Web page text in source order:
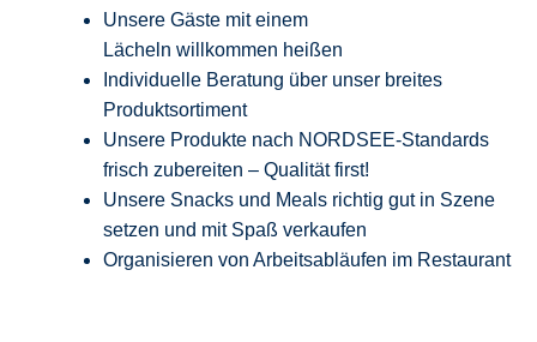
Unsere Gäste mit einem
Lächeln willkommen heißen
Individuelle Beratung über unser breites
Produktsortiment
Unsere Produkte nach NORDSEE-Standards
frisch zubereiten – Qualität first!
Unsere Snacks und Meals richtig gut in Szene
setzen und mit Spaß verkaufen
Organisieren von Arbeitsabläufen im Restaurant